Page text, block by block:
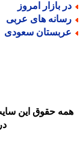
بازار امروز
های عربی
سعودی
حقوق این سایت
در